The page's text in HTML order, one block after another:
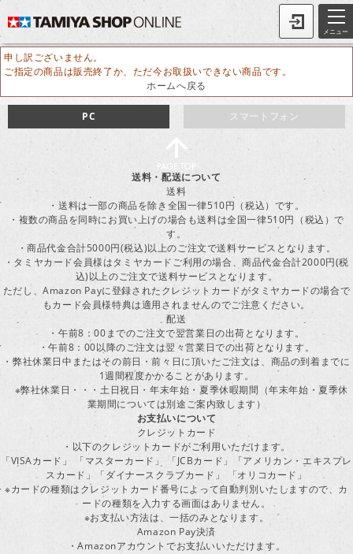
メニュー
申し訳ございません。
ご指定の商品は販売終了か、ただ今お取扱いできない商品です。
ホームへ戻る
スマートフォン
PC
送料・配送について
送料
・送料は一部の商品を除き全国一律510円（税込）です。
・複数の商品を同時にお買い上げの場合も送料は全国一律510円（税込）で
す。
・商品代金合計5000円(税込)以上のご注文で送料サービスとなります。
・タミヤカード会員様はタミヤカードご利用の場合、商品代金合計2000円(税
込)以上のご注文で送料サービスとなります。
ただし、Amazon Payに登録されたクレジットカードがタミヤカードの場合で
もカード会員様特典は適用されませんのでご注意ください。
配送
・午前8：00までのご注文で翌営業日の出荷となります。
・午前8：00以降のご注文は翌々営業日での出荷となります。
・弊社休業日中またはその前日・前々日に頂いたご注文は、商品の到着までに
1週間程度かかることがあります。
※弊社休業日・・・土日祝日・年末年始・夏季休暇期間（年末年始・夏季休
業期間については別途ご案内致します）
お支払いについて
クレジットカード
・以下のクレジットカードがご利用いただけます。
「VISAカード」 「マスターカード」 「JCBカード」「アメリカン・エキスプレ
スカード」「ダイナースクラブカード」 「オリコカード」
※カードの種類はクレジットカード番号によって自動判別いたしますので、カ
ードの種類を入力する画面はありません。
※お支払い方法は、一括のみとなります。
Amazon Pay決済
・Amazonアカウントでお支払いいただけます。